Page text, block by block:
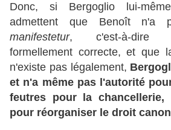
Donc, si Bergoglio lui-
admettent que Benoît n'a
manifestetur, c'est-à-dire
formellement correcte, et que
n'existe pas légalement,
et n'a même pas l'autorité
feutres pour la chancellerie,
pour réorganiser le droit